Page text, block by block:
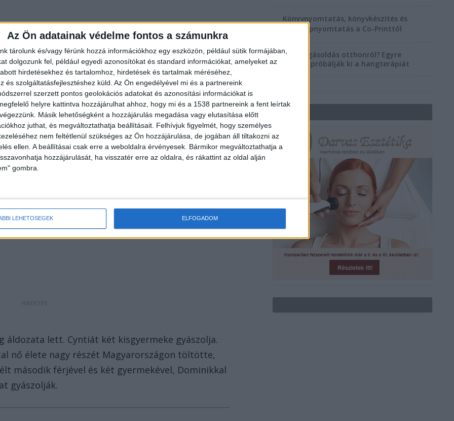
Az Ön adatainak védelme fontos a számunkra
tárolunk és/vagy férünk hozzá információkhoz egy eszközön, például sütik formájában,
dolgozunk fel, például egyedi azonosítókat és standard információkat, amelyeket az
hirdetésekhez és tartalomhoz, hirdetések és tartalmak méréséhez,
és szolgáltatásfejlesztéshez küld. Az Ön engedélyével mi és a partnereink
szerzett pontos geolokációs adatokat és azonosítási információkat is
helyre kattintva hozzájárulhat ahhoz, hogy mi és a 1538 partnereink a fent leírtak
Másik lehetőségként a hozzájárulás megadása vagy elutasítása előtt
juthat, és megváltoztathatja beállításait. Felhívjuk figyelmét, hogy személyes
nem feltétlenül szükséges az Ön hozzájárulása, de jogában áll tiltakozni az
ellen. A beállításai csak erre a weboldalra érvényesek. Bármikor megváltoztathatja a
hozzájárulását, ha visszatér erre az oldalra, és rákattint az oldal alján
gombra.
LEHETŐSÉGEK ELFOGADOM
egy fóliába csavartan találták meg. A nő
felakasztotta magát, ő pedig annyira megijedt
majd bevitte a házba.A Budapest és
kattintva éred el! A Facebookon már 254 ezernél
áldozata lett. Cyntiát két kisgyermeke gyászolja.
nő élete nagy részét Magyarországon töltötte,
második férjével és két gyermekével, Dominikkal
gyászolják.
Könyvnyomtatás, könyvkészítés és
szórólapnyomtatás a Co-Printtől
Szorongásoldás otthonról? Egyre
többen próbálják ki a hangterápiát